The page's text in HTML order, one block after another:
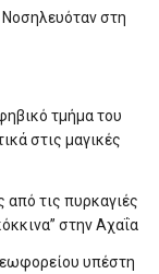
στη
τμήμα του
στις μαγικές
τις πυρκαγιές
στην Αχαΐα
υπέστη